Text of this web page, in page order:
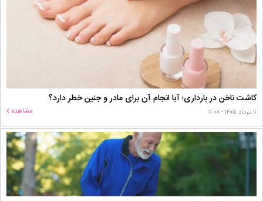
کاشت ناخن در بارداری؛ آیا انجام آن برای مادر و جنین خطر دارد؟
۱۱ مرداد ۱۴۰۵ - ۱۱:۰۸ مشاهده